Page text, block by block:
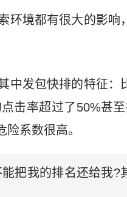
环境都有很大的影响
中发包快排的特征：
击率超过了50%甚至
系数很高。
把我的排名还给我?